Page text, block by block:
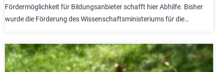
Fördermöglichkeit für Bildungsanbieter schafft hier Abhilfe. Bisher
wurde die Förderung des Wissenschaftsministeriums für die…